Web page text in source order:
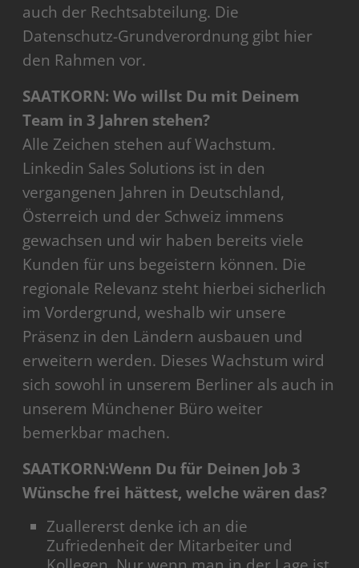
auch der Rechtsabteilung. Die
Datenschutz-Grundverordnung gibt hier
den Rahmen vor.
SAATKORN: Wo willst Du mit Deinem
Team in 3 Jahren stehen?
Alle Zeichen stehen auf Wachstum.
Linkedin Sales Solutions ist in den
vergangenen Jahren in Deutschland,
Österreich und der Schweiz immens
gewachsen und wir haben bereits viele
Kunden für uns begeistern können. Die
regionale Relevanz steht hierbei sicherlich
im Vordergrund, weshalb wir unsere
Präsenz in den Ländern ausbauen und
erweitern werden. Dieses Wachstum wird
sich sowohl in unserem Berliner als auch in
unserem Münchener Büro weiter
bemerkbar machen.
SAATKORN:Wenn Du für Deinen Job 3
Wünsche frei hättest, welche wären das?
Zuallererst denke ich an die
Zufriedenheit der Mitarbeiter und